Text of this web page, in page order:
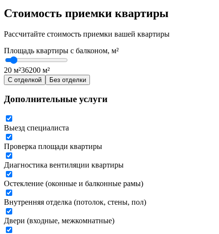
Стоимость приемки квартиры
Рассчитайте стоимость приемки вашей квартиры
Площадь квартиры с балконом, м²
20 м²36200 м²
С отделкой Без отделки
Дополнительные услуги
Выезд специалиста
Проверка площади квартиры
Диагностика вентиляции квартиры
Остекление (оконные и балконные рамы)
Внутренняя отделка (потолок, стены, пол)
Двери (входные, межкомнатные)